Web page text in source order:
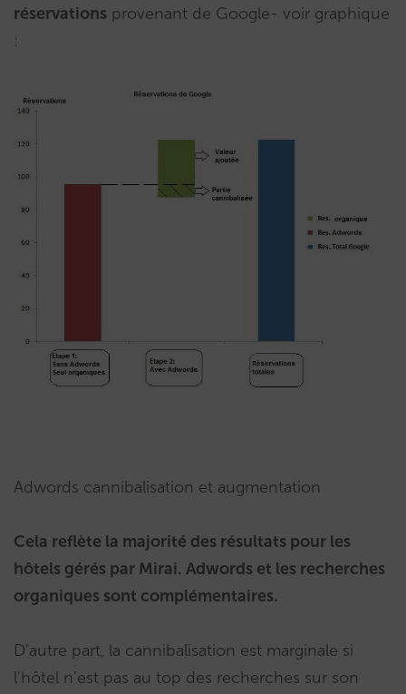
réservations provenant de Google- voir graphique
:
Adwords cannibalisation et augmentation
Cela reflète la majorité des résultats pour les
hôtels gérés par Mirai. Adwords et les recherches
organiques sont complémentaires.
D’autre part, la cannibalisation est marginale si
l’hôtel n’est pas au top des recherches sur son